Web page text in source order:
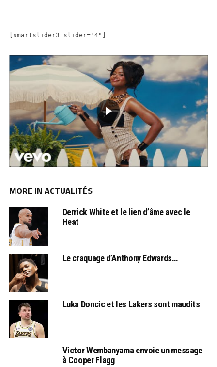
[smartslider3 slider="4"]
MORE IN ACTUALITÉS
Derrick White et le lien d’âme avec le
Heat
Le craquage d’Anthony Edwards…
Luka Doncic et les Lakers sont maudits
Victor Wembanyama envoie un message
à Cooper Flagg